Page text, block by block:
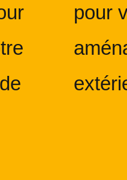
pour